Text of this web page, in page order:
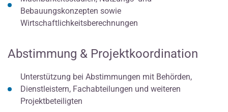
Bebauungskonzepten sowie
Wirtschaftlichkeitsberechnungen
Abstimmung & Projektkoordination
Unterstützung bei Abstimmungen mit Behörden,
Dienstleistern, Fachabteilungen und weiteren
Projektbeteiligten